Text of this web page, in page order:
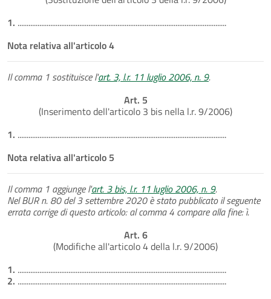
1. ...................................................................................................................
Nota relativa all'articolo 4
Il comma 1 sostituisce l'art. 3, l.r. 11 luglio 2006, n. 9.
Art. 5
(Inserimento dell'articolo 3 bis nella l.r. 9/2006)
1. ...................................................................................................................
Nota relativa all'articolo 5
Il comma 1 aggiunge l'art. 3 bis, l.r. 11 luglio 2006, n. 9.
Nel BUR n. 80 del 3 settembre 2020 è stato pubblicato il seguente
errata corrige di questo articolo: al comma 4 compare alla fine: ì.
Art. 6
(Modifiche all'articolo 4 della l.r. 9/2006)
1. ...................................................................................................................
2. ...................................................................................................................